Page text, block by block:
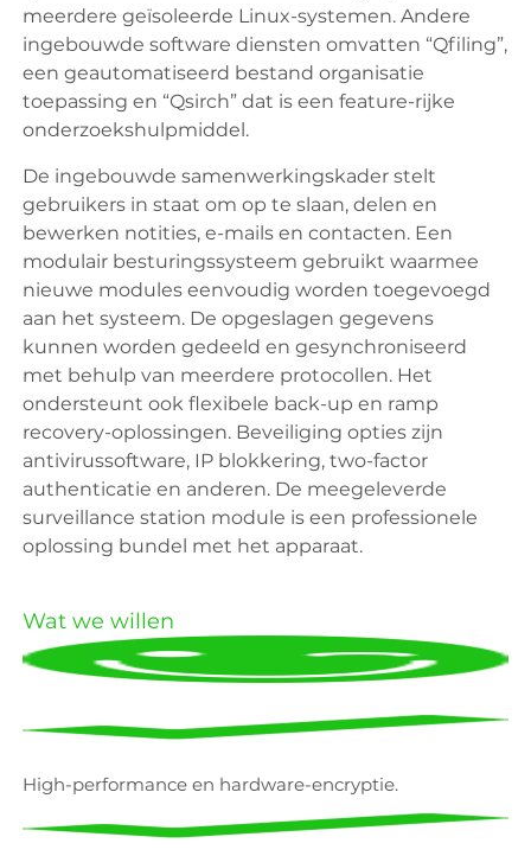
meerdere geïsoleerde Linux-systemen. Andere
ingebouwde software diensten omvatten “Qfiling”,
een geautomatiseerd bestand organisatie
toepassing en “Qsirch” dat is een feature-rijke
onderzoekshulpmiddel.
De ingebouwde samenwerkingskader stelt
gebruikers in staat om op te slaan, delen en
bewerken notities, e-mails en contacten. Een
modulair besturingssysteem gebruikt waarmee
nieuwe modules eenvoudig worden toegevoegd
aan het systeem. De opgeslagen gegevens
kunnen worden gedeeld en gesynchroniseerd
met behulp van meerdere protocollen. Het
ondersteunt ook flexibele back-up en ramp
recovery-oplossingen. Beveiliging opties zijn
antivirussoftware, IP blokkering, two-factor
authenticatie en anderen. De meegeleverde
surveillance station module is een professionele
oplossing bundel met het apparaat.
Wat we willen
High-performance en hardware-encryptie.